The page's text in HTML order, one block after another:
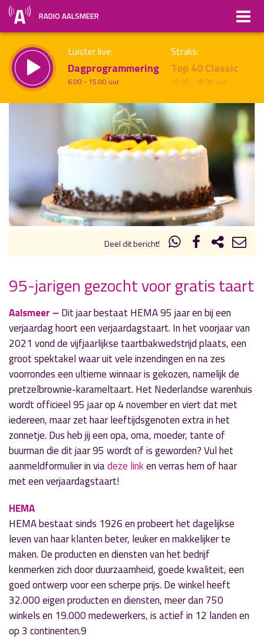
RADIO AALSMEER
Luister live:
Dagprogrammering
6.00 - 15.00 uur
Straks:
Top 40 Classic
15.00 - 18.00 uur
uur 1 van x Volgend uur
Deel dit bericht!
« Vorig nieuwsbericht
Veertig jaar bloemenfotografie samengebracht
in Floribunda
18 oktober 2021
Lustrumlijst Top 300 toont veelzijdigheid
19 oktober 2021
95-jarigen gezocht voor gratis taart
Aalsmeer – Dit jaar bestaat HEMA 95 jaar en bij een
verjaardag hoort een verjaardagstaart. In het voorjaar van
2021 vond de vijfjaarlijkse taartbakwedstrijd plaats, een
groot spektakel waar uit vele inzendingen en na zes
voorrondes een ultieme winnaar is gekozen, namelijk de
pretzelbrownie-karameltaart. Het Nederlandse warenhuis
wordt officieel 95 jaar op 4 november en viert dat met
iedereen, maar zet haar leeftijdsgenoten extra in het
zonnetje. Dus heb jij een opa, oma, moeder, tante of
buurman die dit jaar 95 wordt of is geworden? Vul het
aanmeldformulier in viadeze linken verras hem of haar
met een verjaardagstaart!
HEMA
HEMA bestaat sinds 1926 en probeert het dagelijkse
leven van haar klanten beter, leuker en makkelijker te
maken. De producten en diensten van het bedrijf
kenmerken zich door duurzaamheid, goede kwaliteit, een
goed ontwerp voor een scherpe prijs. De winkel heeft
32.000 eigen producten en diensten, meer dan 750
winkels en 19.000 medewerkers, is actief in 12 landen en
op 3 continenten.9